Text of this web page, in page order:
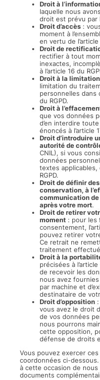
Droit à
laquelle nous
droit est prévu par
Droit d’accès :
moment à
en vertu de l’article
Droit de
rectifier à tout
inexactes,
à l’article 16 du
Droit à la limitation
limitation du
personnelles dans
du RGPD.
Droit à
que vos données
d’en interdire
énoncés à l’article
Droit d’introduire
autorité de
CNIL), si vous
données
textes applicables,
RGPD.
Droit de définir
conservation, à
communication
après votre mort.
Droit de retirer
moment : pour les
consentement,
pouvez retirer
Ce retrait ne
traitement
Droit à la
précisées à
de recevoir les
nous avez
par machine et
destinataire de
Droit d’opposition
vous avez le droit
de vos données
nous pourrons
cette opposition,
défense de droits
Vous pouvez exercer
coordonnées ci-
à cette occasion de
documents